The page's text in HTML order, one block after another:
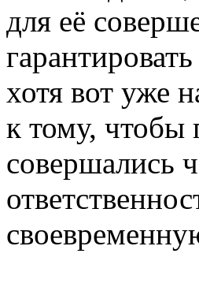
для её
хотя вот уже
к тому, чтобы
совершались